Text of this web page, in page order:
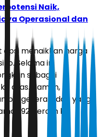
Naik,
Operasional dan
opsi menaikkan harga
Selama ini
sebagai
atas. Namun,
pergeseran, dari yang
92 beralih ke